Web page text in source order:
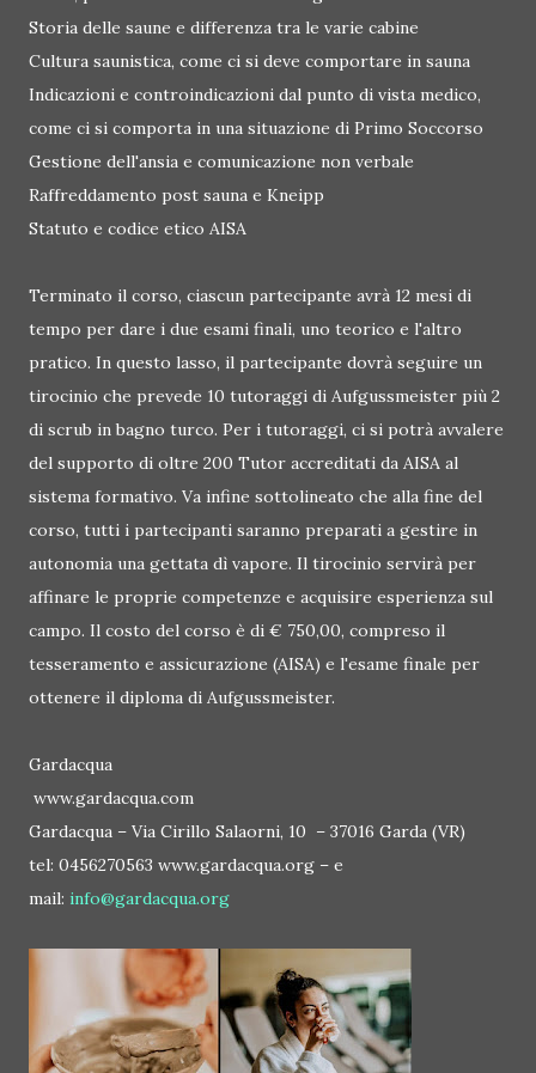
Storia delle saune e differenza tra le varie cabine
Cultura saunistica, come ci si deve comportare in sauna
Indicazioni e controindicazioni dal punto di vista medico,
come ci si comporta in una situazione di Primo Soccorso
Gestione dell'ansia e comunicazione non verbale
Raffreddamento post sauna e Kneipp
Statuto e codice etico AISA
Terminato il corso, ciascun partecipante avrà 12 mesi di
tempo per dare i due esami finali, uno teorico e l'altro
pratico. In questo lasso, il partecipante dovrà seguire un
tirocinio che prevede 10 tutoraggi di Aufgussmeister più 2
di scrub in bagno turco. Per i tutoraggi, ci si potrà avvalere
del supporto di oltre 200 Tutor accreditati da AISA al
sistema formativo. Va infine sottolineato che alla fine del
corso, tutti i partecipanti saranno preparati a gestire in
autonomia una gettata dì vapore. Il tirocinio servirà per
affinare le proprie competenze e acquisire esperienza sul
campo. Il costo del corso è di € 750,00, compreso il
tesseramento e assicurazione (AISA) e l'esame finale per
ottenere il diploma di Aufgussmeister.
Gardacqua
www.gardacqua.com
Gardacqua – Via Cirillo Salaorni, 10 – 37016 Garda (VR)
tel: 0456270563 www.gardacqua.org – e
mail: info@gardacqua.org